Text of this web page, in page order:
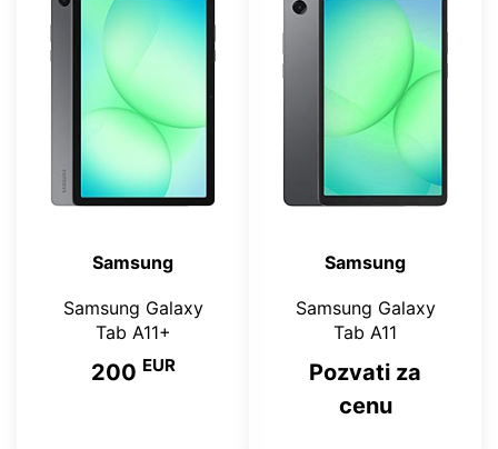
Samsung
Samsung Galaxy
Tab A11+
200 EUR
Samsung
Samsung Galaxy
Tab A11
Pozvati za
cenu